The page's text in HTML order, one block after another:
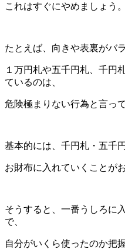
これはすぐにやめましょう。
たとえば、向きや表裏がバ
１万円札や五千円札、千円
ているのは、
危険極まりない行為と言っ
基本的には、千円札・五千
お財布に入れていくことが
そうすると、一番うしろに
で、
自分がいくら使ったのか把